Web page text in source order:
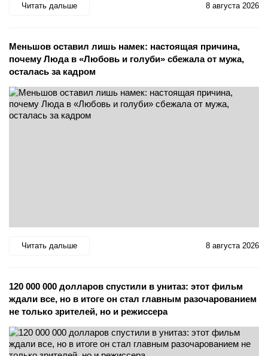
Читать дальше 8 августа 2026
Меньшов оставил лишь намек: настоящая причина,
почему Люда в «Любовь и голуби» сбежала от мужа,
осталась за кадром
Читать дальше 8 августа 2026
120 000 000 долларов спустили в унитаз: этот фильм
ждали все, но в итоге он стал главным разочарованием
не только зрителей, но и режиссера